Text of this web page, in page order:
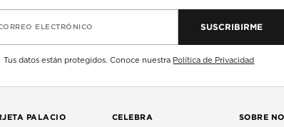
ELECTRÓNICO SUSCRIBIRME
Tus datos están protegidos. Conoce nuestra Política de Privacidad
PALACIO CELEBRA SOBRE